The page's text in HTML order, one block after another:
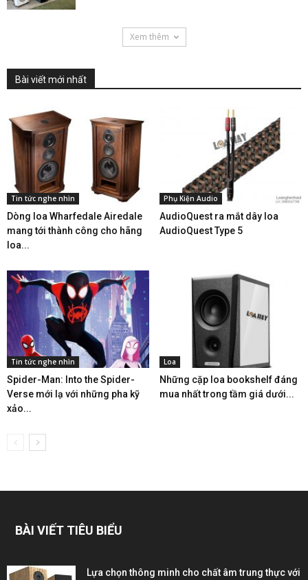
Xem thêm
Bài viết mới nhất
Tin tức nghe nhìn
Dòng loa Wharfedale Airedale
mang tới thành công cho hãng
loa...
Phụ Kiện Audio
AudioQuest ra mắt dây loa
AudioQuest Type 5
Tin tức nghe nhìn
Spider-Man: Into the Spider-
Verse mới lạ với những pha kỹ
xảo...
Loa
Những cặp loa bookshelf đáng
mua nhất trong tầm giá dưới...
BÀI VIẾT TIÊU BIỂU
Lựa chọn thông minh cho chất âm trung thực với